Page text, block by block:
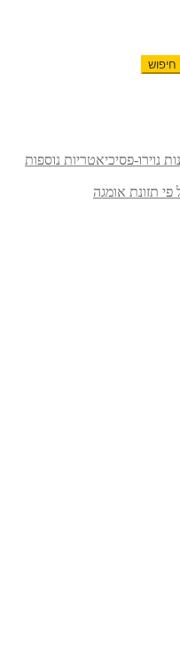
נוירו-פסיכיאטריות נוספות
פי תזונת אומגה